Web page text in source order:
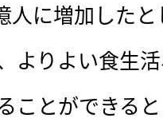
人に増加した
よりよい食生
ことができる